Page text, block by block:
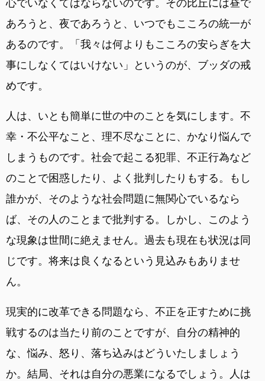
心でいなくてはならないのです。その比丘には昼で
あろうと、夜であろうと、いつでもこころの統一が
あるのです。「我々は何よりもこころの安らぎを大
事にしなくてはいけない」というのが、ブッダの戒
めです。
人は、いとも簡単に世の中のことを気にします。不
幸・不公平なこと、理不尽なことに、かなり悩んで
しまうものです。社会で起こる犯罪、不正行為など
のことで困惑したり、よく批判したりもする。もし
誰かが、そのような社会問題に無関心でいるなら
ば、その人のことまで批判する。しかし、このよう
な現象は世間に絶えません。過去も現在も状況は同
じです。将来は良くなるという見込みもありませ
ん。
現実的に改革できる問題なら、不正を正すために挑
戦するのは当たり前のことですが、自分の精神的
な、悩み、怒り、落ち込みはどういたしましょう
か。結局、それは自分の悪業になるでしょう。人は